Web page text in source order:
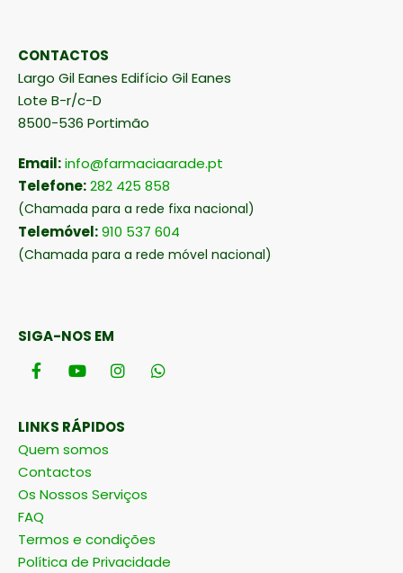
CONTACTOS
Largo Gil Eanes Edifício Gil Eanes
Lote B-r/c-D
8500-536 Portimão
Email:info@farmaciaarade.pt
Telefone:282 425 858
(Chamada para a rede fixa nacional)
Telemóvel:910 537 604
(Chamada para a rede móvel nacional)
SIGA-NOS EM
LINKS RÁPIDOS
Quem somos
Contactos
Os Nossos Serviços
FAQ
Termos e condições
Política de Privacidade